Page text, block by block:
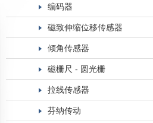
编码器
磁致伸缩位移传感器
倾角传感器
磁栅尺 - 圆光栅
拉线传感器
芬纳传动